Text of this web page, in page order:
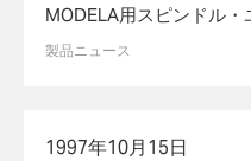
MODELA用スピンドル
製品ニュース
1997年10月15日